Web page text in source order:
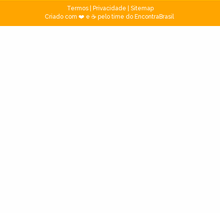
Termos| Privacidade
Sitemap
Criado com ❤️ e ☕ pelo time do EncontraBrasil